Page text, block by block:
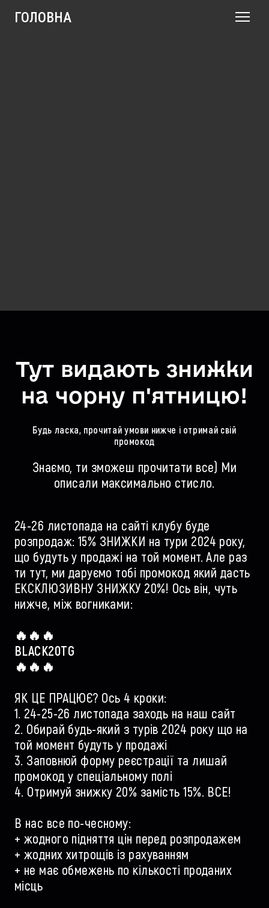
ГОЛОВНА
Тут видають знижки
на чорну п'ятницю!
Будь ласка, прочитай умови нижче і отримай свій
промокод
Знаємо, ти зможеш прочитати все) Ми
описали максимально стисло.
24-26 листопада на сайті клубу буде
розпродаж: 15% ЗНИЖКИ на тури 2024 року,
що будуть у продажі на той момент. Але раз
ти тут, ми даруємо тобі промокод який дасть
ЕКСКЛЮЗИВНУ ЗНИЖКУ 20%! Ось він, чуть
нижче, між вогниками:
🔥🔥🔥
BLACK20TG
🔥🔥🔥
ЯК ЦЕ ПРАЦЮЄ? Ось 4 кроки:
1. 24-25-26 листопада заходь на наш сайт
2. Обирай будь-який з турів 2024 року що на
той момент будуть у продажі
3. Заповнюй форму реєстрації та лишай
промокод у спеціальному полі
4. Отримуй знижку 20% замість 15%. ВСЕ!
В нас все по-чесному:
+ жодного підняття цін перед розпродажем
+ жодних хитрощів із рахуванням
+ не має обмежень по кількості проданих
місць